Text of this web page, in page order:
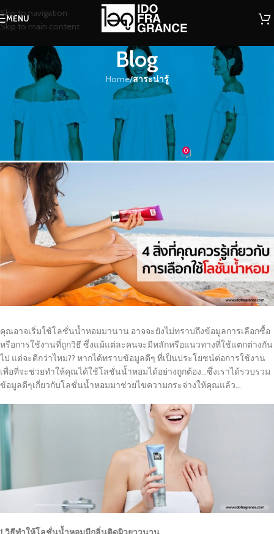
Skip to navigation
Skip to main content
MENU
Blog
Home/สาระน่ารู้
สาระน่ารู้
4 สิ่งที่คุณควรรู้เกี่ยวกับการเลือกใช้
โลชั่นน้ำหอม
น้ำหอม On 26/07/2023 0
คุณอาจเริ่มใช้โลชั่นน้ำหอมมานาน อาจจะยังไม่ทราบถึงข้อมูลการเลือกซื้อ
หรือการใช้งานที่ถูกวิธี ซึ่งแม้แต่ละคนจะมีหลักหรือแนวทางที่ใช้แตกต่างกัน
ไป แต่จะดีกว่าไหม?? หากได้ทราบข้อมูลดีๆ ที่เป็นประโยชน์ต่อการใช้งาน
เพื่อที่จะช่วยทำให้คุณได้ใช้โลชั่นน้ำหอมได้อย่างถูกต้อง…ซึ่งเราได้รวบรวม
ข้อมูลดีๆเกี่ยวกับโลชั่นน้ำหอมมาช่วยไขความกระจ่างให้คุณแล้ว…